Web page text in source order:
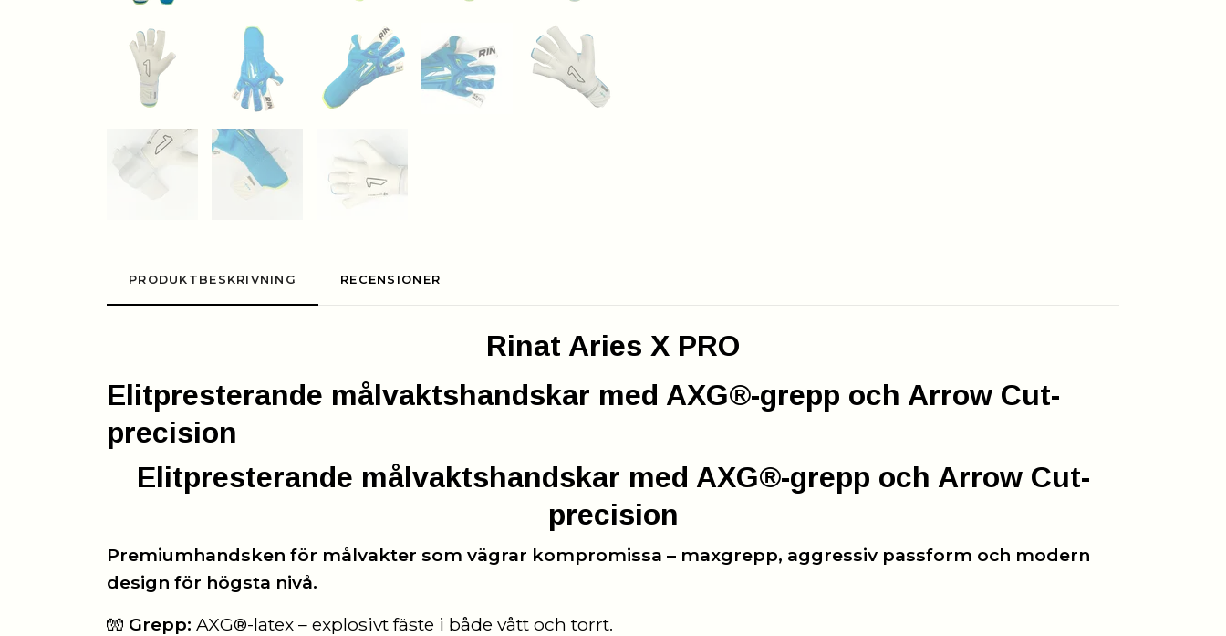
PRODUKTBESKRIVNING RECENSIONER
Rinat Aries X PRO
Elitpresterande målvaktshandskar med AXG®-grepp och Arrow Cut-
precision
Elitpresterande målvaktshandskar med AXG®-grepp och Arrow Cut-
precision
Premiumhandsken för målvakter som vägrar kompromissa – maxgrepp, aggressiv passform och modern
design för högsta nivå.
🧤 Grepp: AXG®-latex – explosivt fäste i både vått och torrt.